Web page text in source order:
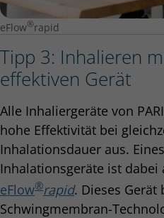
eFlow®rapid
Tipp 3: Inhalieren
effektiven Gerät
Alle Inhaliergeräte von
hohe Effektivität bei
Inhalationsdauer aus.
Inhalationsgeräte ist dabei
eFlow®rapid. Dieses Gerät
Schwingmembran-